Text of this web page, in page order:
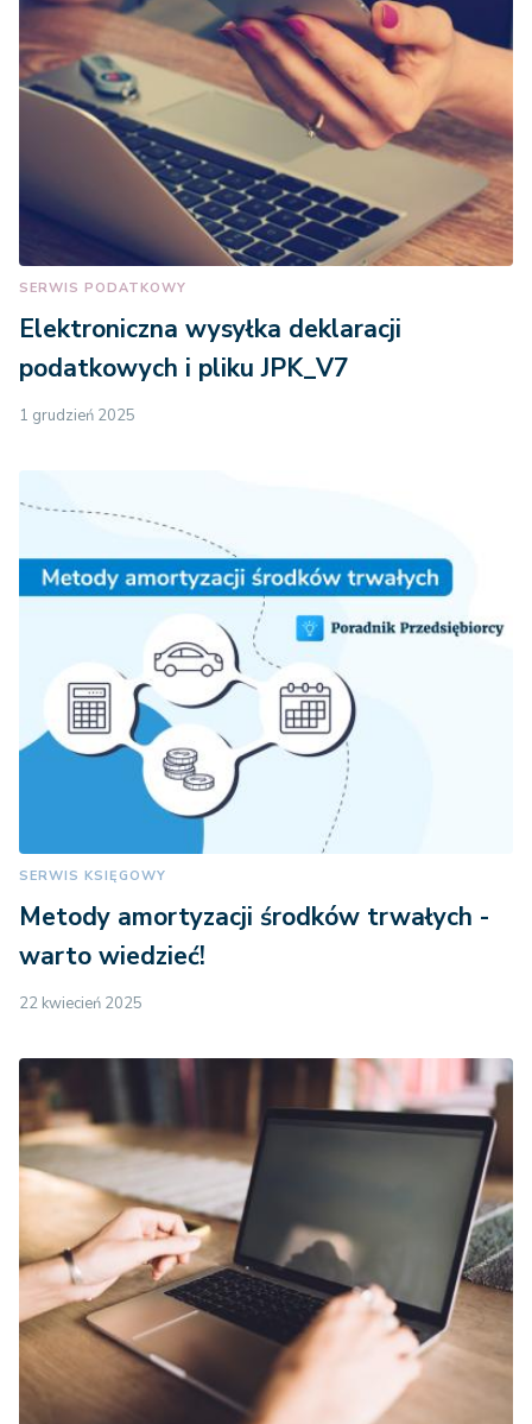
SERWIS PODATKOWY
Elektroniczna wysyłka deklaracji
podatkowych i pliku JPK_V7
1 grudzień 2025
SERWIS KSIĘGOWY
Metody amortyzacji środków trwałych -
warto wiedzieć!
22 kwiecień 2025